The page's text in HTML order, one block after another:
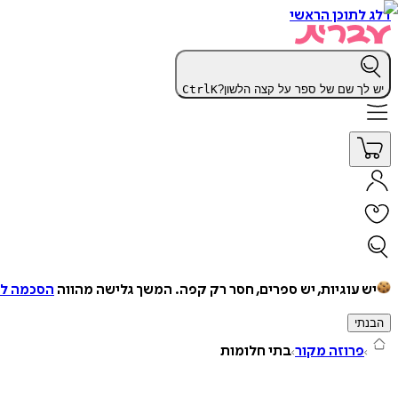
דלג לתוכן הראשי
יש לך שם של ספר על קצה הלשון? CtrlK
יש עוגיות, יש ספרים, חסר רק קפה. המשך גלישה מהווה הסכמה
הבנתי
פרוזה מקור בתי חלומות